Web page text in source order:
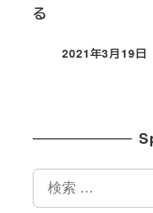
る
投稿日
2021年3月19日
検
索